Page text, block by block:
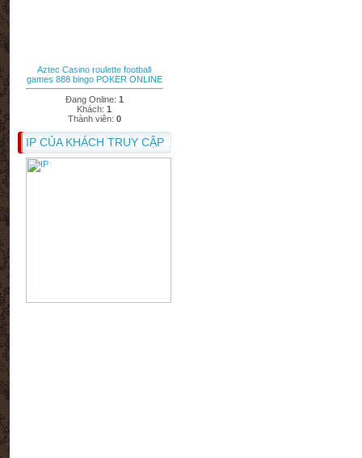
Aztec Casino roulette football
games 888 bingo POKER ONLINE
Đang Online: 1
Khách:1
Thành viên: 0
IP CỦA KHÁCH TRUY CẬP